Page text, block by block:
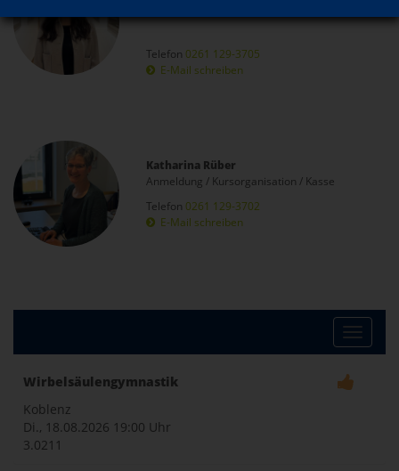
Telefon 0261 129-3705
E-Mail schreiben
Katharina Rüber
Anmeldung / Kursorganisation / Kasse
Telefon 0261 129-3702
E-Mail schreiben
Toggle
Wirbelsäulengymnastik
Koblenz
Di., 18.08.2026 19:00 Uhr
3.0211